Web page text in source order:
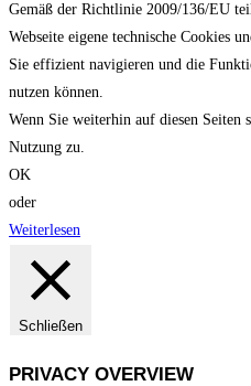
Gemäß der Richtlinie 2009/136/EU
Webseite eigene technische Cookies
Sie effizient navigieren und die
nutzen können.
Wenn Sie weiterhin auf diesen Seiten
Nutzung zu.
OK
oder
Weiterlesen
Schließen
PRIVACY OVERVIEW